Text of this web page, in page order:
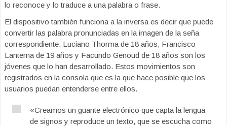
lo reconoce y lo traduce a una palabra o frase.
El dispositivo también funciona a la inversa es decir que puede
convertir las palabra pronunciadas en la imagen de la seña
correspondiente. Luciano Thorma de 18 años, Francisco
Lanterna de 19 años y Facundo Genoud de 18 años son los
jóvenes que lo han desarrollado. Estos movimientos son
registrados en la consola que es la que hace posible que los
usuarios puedan entenderse entre ellos.
«Creamos un guante electrónico que capta la lengua
de signos y reproduce un texto, que se escucha como